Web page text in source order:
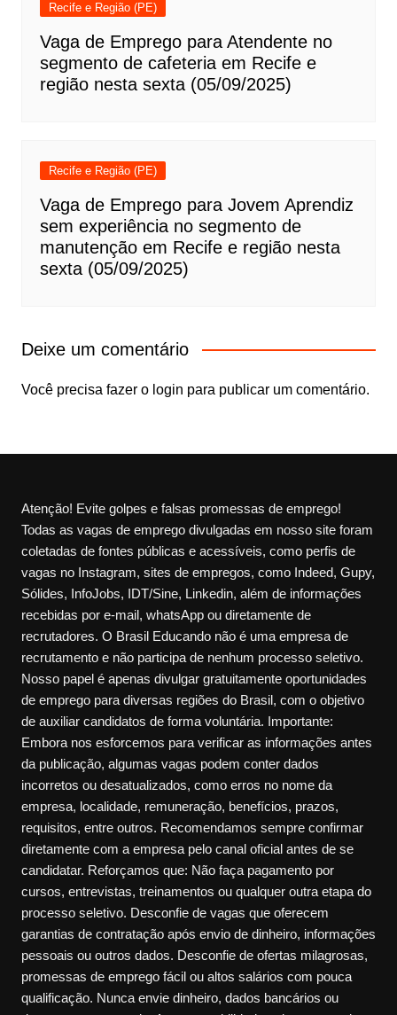
Recife e Região (PE)
Vaga de Emprego para Atendente no
segmento de cafeteria em Recife e
região nesta sexta (05/09/2025)
Recife e Região (PE)
Vaga de Emprego para Jovem Aprendiz
sem experiência no segmento de
manutenção em Recife e região nesta
sexta (05/09/2025)
Deixe um comentário
Você precisa fazer o login para publicar um comentário.
Atenção! Evite golpes e falsas promessas de emprego!
Todas as vagas de emprego divulgadas em nosso site foram
coletadas de fontes públicas e acessíveis, como perfis de
vagas no Instagram, sites de empregos, como Indeed, Gupy,
Sólides, InfoJobs, IDT/Sine, Linkedin, além de informações
recebidas por e-mail, whatsApp ou diretamente de
recrutadores. O Brasil Educando não é uma empresa de
recrutamento e não participa de nenhum processo seletivo.
Nosso papel é apenas divulgar gratuitamente oportunidades
de emprego para diversas regiões do Brasil, com o objetivo
de auxiliar candidatos de forma voluntária. Importante:
Embora nos esforcemos para verificar as informações antes
da publicação, algumas vagas podem conter dados
incorretos ou desatualizados, como erros no nome da
empresa, localidade, remuneração, benefícios, prazos,
requisitos, entre outros. Recomendamos sempre confirmar
diretamente com a empresa pelo canal oficial antes de se
candidatar. Reforçamos que: Não faça pagamento por
cursos, entrevistas, treinamentos ou qualquer outra etapa do
processo seletivo. Desconfie de vagas que oferecem
garantias de contratação após envio de dinheiro, informações
pessoais ou outros dados. Desconfie de ofertas milagrosas,
promessas de emprego fácil ou altos salários com pouca
qualificação. Nunca envie dinheiro, dados bancários ou